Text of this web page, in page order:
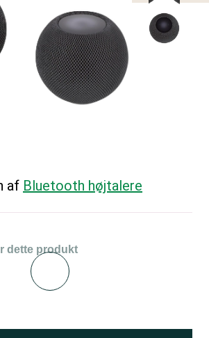
af Bluetooth højtalere
dette produkt